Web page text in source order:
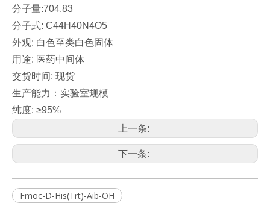
分子量:704.83
分子式: C44H40N4O5
外观: 白色至类白色固体
用途: 医药中间体
交货时间: 现货
生产能力：实验室规模
纯度: ≥95%
上一条:
下一条:
Fmoc-D-His(Trt)-Aib-OH